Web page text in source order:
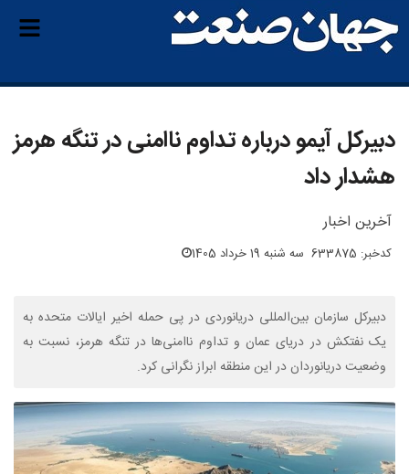
دبیرکل آیمو درباره تداوم ناامنی در تنگه هرمز
هشدار داد
آخرین اخبار
کدخبر: 633875 سه شنبه 19 خرداد 1405
دبیرکل سازمان بین‌المللی دریانوردی در پی حمله اخیر ایالات متحده به
یک نفتکش در دریای عمان و تداوم ناامنی‌ها در تنگه هرمز، نسبت به
وضعیت دریانوردان در این منطقه ابراز نگرانی کرد.